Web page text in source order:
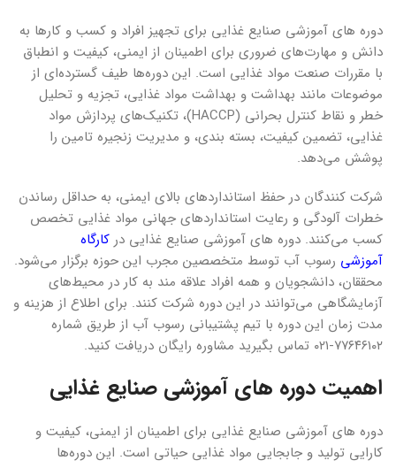
‌‌دوره های آموزشی صنایع غذایی برای تجهیز افراد و کسب و کارها به
دانش و مهارت‌های ضروری برای اطمینان از ایمنی، کیفیت و انطباق
با مقررات صنعت مواد غذایی است. این دوره‌ها طیف گسترده‌ای از
موضوعات مانند بهداشت و بهداشت مواد غذایی، تجزیه و تحلیل
خطر و نقاط کنترل بحرانی (HACCP)، تکنیک‌های پردازش مواد
غذایی، تضمین کیفیت، بسته بندی، و مدیریت زنجیره تامین را
پوشش می‌دهد.
شرکت کنندگان در حفظ استانداردهای بالای ایمنی، به حداقل رساندن
خطرات آلودگی و رعایت استانداردهای جهانی مواد غذایی تخصص
کسب می‌کنند. ‌‌دوره های آموزشی صنایع غذایی در کارگاه
آموزشی رسوب آب توسط متخصصین مجرب این حوزه برگزار می‌شود.
محققان، دانشجویان و همه افراد علاقه مند به کار در محیط‌های
آزمایشگاهی می‌توانند در این دوره شرکت کنند. برای اطلاع از هزینه و
مدت زمان این دوره با تیم پشتیبانی رسوب آب از طریق شماره
۷۷۶۴۶۱۰۲-۰۲۱ تماس بگیرید مشاوره رایگان دریافت کنید.
اهمیت دوره های آموزشی صنایع غذایی
‌‌دوره های آموزشی صنایع غذایی برای اطمینان از ایمنی، کیفیت و
کارایی تولید و جابجایی مواد غذایی حیاتی است. این دوره‌ها